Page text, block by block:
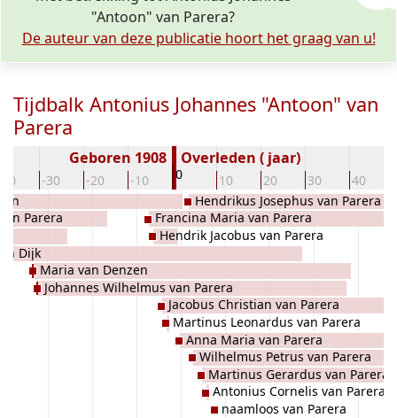
"Antoon" van Parera?
De auteur van deze publicatie hoort het graag van u!
Tijdbalk Antonius Johannes "Antoon" van
Parera
-30 -20 -10 0 10 20 30 40
Geboren 1908 Overleden ( jaar)
Parera
Dijk
Maria van Denzen
Johannes Wilhelmus van Parera
Francina Maria van Parera
Hendrik Jacobus van Parera
Jacobus Christian van Parera
Martinus Leonardus van Parera
Anna Maria van Parera
Hendrikus Josephus van Parera
Wilhelmus Petrus van Parera
Martinus Gerardus van Parera
Antonius Cornelis van Parera
naamloos van Parera